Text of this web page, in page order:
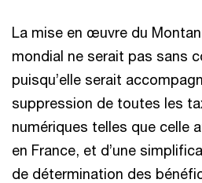
La mise en œuvre du
mondial ne serait pas sans
puisqu’elle serait
suppression de toutes les
numériques telles que celle
en France, et d’une
de détermination des